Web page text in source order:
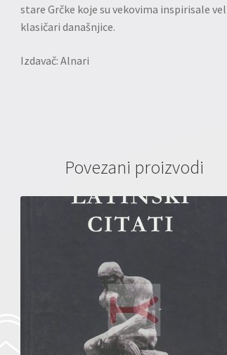
stare Grčke koje su vekovima inspirisale
klasičari današnjice.
Izdavač: Alnari
Povezani proizvodi